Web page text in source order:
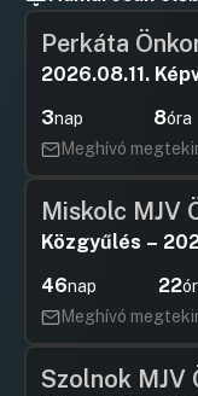
Perkáta
2026.08.11.
3nap 8óra
Meghívó
Miskolc MJV
Közgyűlés –
46nap 22
Meghívó
Szolnok MJV